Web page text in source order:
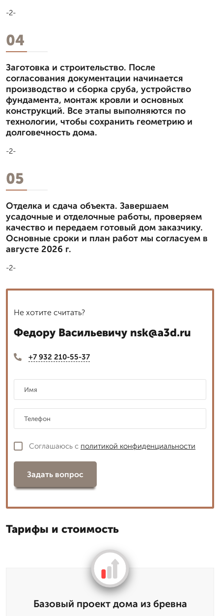
-2-
04
Заготовка и строительство. После
согласования документации начинается
производство и сборка сруба, устройство
фундамента, монтаж кровли и основных
конструкций. Все этапы выполняются по
технологии, чтобы сохранить геометрию и
долговечность дома.
-2-
05
Отделка и сдача объекта. Завершаем
усадочные и отделочные работы, проверяем
качество и передаем готовый дом заказчику.
Основные сроки и план работ мы согласуем в
августе 2026 г.
-2-
Не хотите считать?
Федору Васильевичу nsk@a3d.ru
+7 932 210-55-37
Соглашаюсь с политикой конфиденциальности
Задать вопрос
Тарифы и стоимость
Базовый проект дома из бревна